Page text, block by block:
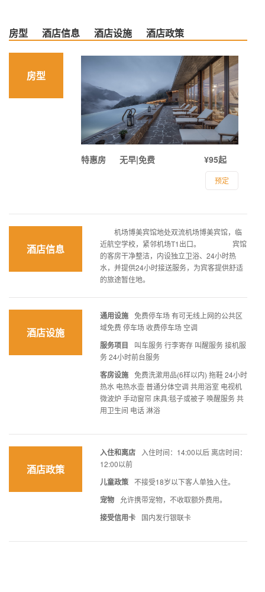
房型 酒店信息 酒店设施 酒店政策
房型
特惠房 ¥95起
无早|免费
预定
酒店信息
机场博美宾馆地处双流机场博美宾馆，临
近航空学校，紧邻机场T1出口。 宾馆
的客房干净整洁，内设独立卫浴、24小时热
水，并提供24小时接送服务，为宾客提供舒适
的旅途暂住地。
酒店设施
通用设施 免费停车场 有可无线上网的公共区
域免费 停车场 收费停车场 空调
服务项目
叫车服务 行李寄存 叫醒服务 接机服
务 24小时前台服务
客房设施 免费洗漱用品(6样以内) 拖鞋 24小时
热水 电热水壶 普通分体空调 共用浴室 电视机
微波炉 手动窗帘 床具:毯子或被子 唤醒服务 共
用卫生间 电话 淋浴
酒店政策
入住和离店
入住时间：14:00以后 离店时间：
12:00以前
儿童政策 不接受18岁以下客人单独入住。
宠物 允许携带宠物，不收取额外费用。
接受信用卡 国内发行银联卡